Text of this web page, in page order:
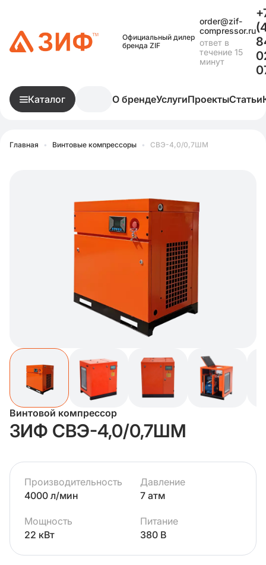
Официальный дилер
бренда ZIF
order@zif-
compressor.ru
ответ в
течение 15
минут
Каталог О брендеУслугиПроектыСтатьи
Главная • Винтовые компрессоры • СВЭ-4,0/0,7ШМ
Винтовой компрессор
ЗИФ СВЭ-4,0/0,7ШМ
Производительность
4000 л/мин
Давление
7 атм
Мощность
22 кВт
Питание
380 В